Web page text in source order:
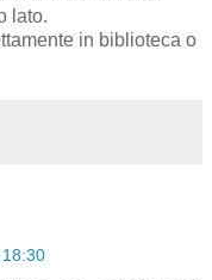
lato.
in biblioteca o